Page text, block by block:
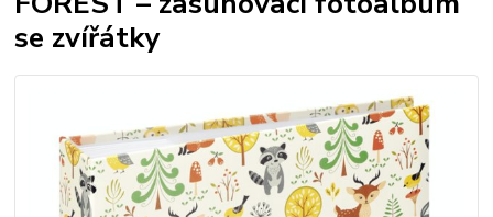
se zvířátky